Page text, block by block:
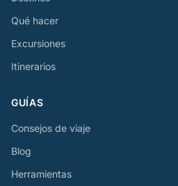
Qué hacer
Excursiones
Itinerarios
GUÍAS
Consejos de viaje
Blog
Herramientas